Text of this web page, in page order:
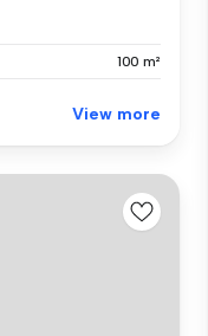
100 m²
View more